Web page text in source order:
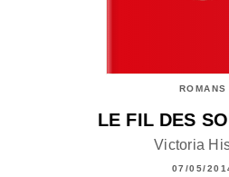
ROMANS
LE FIL DES
Victoria
07/05/